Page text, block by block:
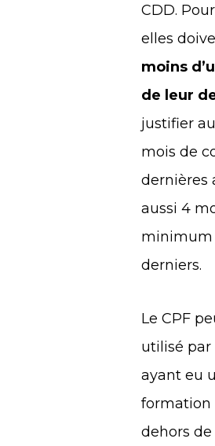
CDD.
elles
moins
de leur
justifier
mois de
dernières
aussi 4
minimum
derniers.
Le CPF
utilisé par
ayant eu
formation
dehors